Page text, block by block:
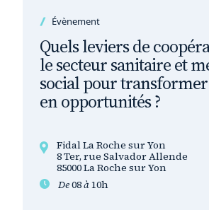
Évènement
Quels leviers de
le secteur sanitaire et
social pour
en opportunités ?
Fidal La Roche sur Yon
8 Ter, rue Salvador Allende
85000 La Roche sur Yon
De08à10h